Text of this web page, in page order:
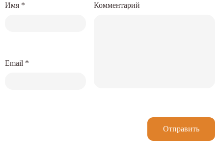
Комментарий
Имя *
Email *
Отправить